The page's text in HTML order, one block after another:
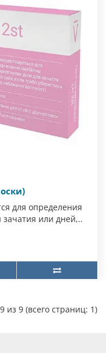
для определения
или дней,..
из 9 (всего страниц: 1)